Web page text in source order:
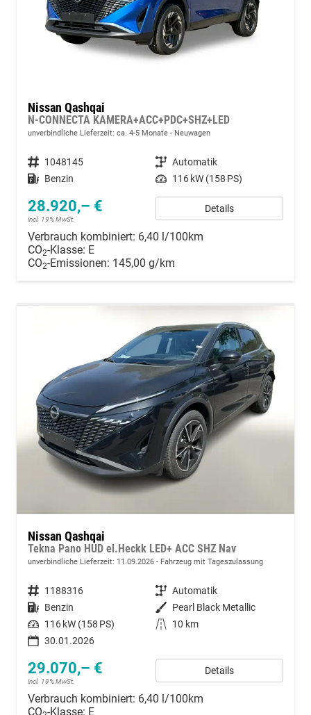
Nissan Qashqai
N-CONNECTA KAMERA+ACC+PDC+SHZ+LED
unverbindliche Lieferzeit: ca. 4-5 Monate Neuwagen
Fahrzeugnummer 1048145 Getriebe Automatik
Kraftstoff Benzin Leistung 116 kW (158 PS)
28.920,– €
incl. 19% MwSt.
Details
Verbrauch kombiniert: 6,40 l/100km
CO2-Klasse: E
CO2-Emissionen: 145,00 g/km
Nissan Qashqai
Tekna Pano HUD el.Heckk LED+ ACC SHZ Nav
unverbindliche Lieferzeit: 11.09.2026 Fahrzeug mit Tageszulassung
Fahrzeugnummer 1188316 Getriebe Automatik
Kraftstoff Benzin Außenfarbe Pearl Black Metallic
Leistung 116 kW (158 PS) Kilometerstand
10 km
30.01.2026
29.070,– €
incl. 19% MwSt.
Details
Verbrauch kombiniert: 6,40 l/100km
CO -Klasse: E